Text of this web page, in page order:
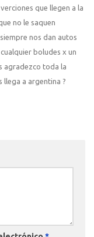
que llegen a la
no le saquen
nos dan autos
boludes x un
agradezco toda la
llega a argentina ?